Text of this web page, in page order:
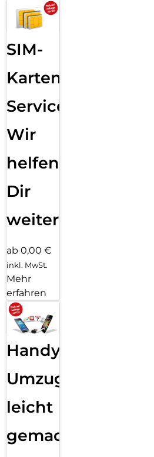
SIM-
Karten
Service:
Wir
helfen
Dir
weiter
ab 0,00 €
inkl. MwSt.
Mehr
erfahren
Handy
Umzug
leicht
gemacht!